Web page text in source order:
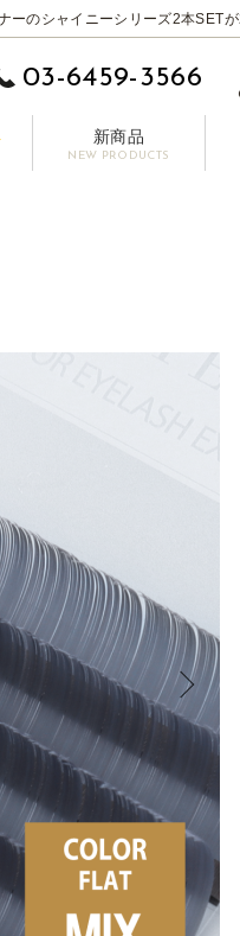
のシャイニーシリーズ2本SET
03-6459-3566
新商品
NEW PRODUCTS